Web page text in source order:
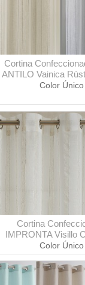
Cortina
ANTILO Vainica
Color Único
Cortina
IMPRONTA Visillo
Color Único